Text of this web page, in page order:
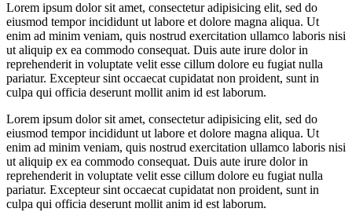
Lorem ipsum dolor sit amet, consectetur adipisicing elit, sed do
eiusmod tempor incididunt ut labore et dolore magna aliqua. Ut
enim ad minim veniam, quis nostrud exercitation ullamco laboris nisi
ut aliquip ex ea commodo consequat. Duis aute irure dolor in
reprehenderit in voluptate velit esse cillum dolore eu fugiat nulla
pariatur. Excepteur sint occaecat cupidatat non proident, sunt in
culpa qui officia deserunt mollit anim id est laborum.
Lorem ipsum dolor sit amet, consectetur adipisicing elit, sed do
eiusmod tempor incididunt ut labore et dolore magna aliqua. Ut
enim ad minim veniam, quis nostrud exercitation ullamco laboris nisi
ut aliquip ex ea commodo consequat. Duis aute irure dolor in
reprehenderit in voluptate velit esse cillum dolore eu fugiat nulla
pariatur. Excepteur sint occaecat cupidatat non proident, sunt in
culpa qui officia deserunt mollit anim id est laborum.